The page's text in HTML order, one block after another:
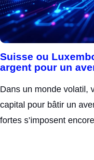
Suisse ou
argent pour un
Dans un monde volatil,
capital pour bâtir un
fortes s’imposent